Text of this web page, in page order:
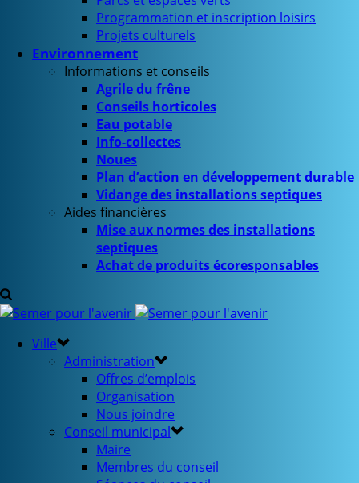
Programmation et inscription loisirs
Projets culturels
Environnement
Informations et conseils
Agrile du frêne
Conseils horticoles
Eau potable
Info-collectes
Noues
Plan d’action en développement durable
Vidange des installations septiques
Aides financières
Mise aux normes des installations
septiques
Achat de produits écoresponsables
Ville
Administration
Offres d’emplois
Organisation
Nous joindre
Conseil municipal
Maire
Membres du conseil